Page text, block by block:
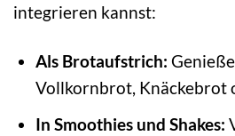
integrieren kannst:
Als Brotaufstrich:
Vollkornbrot, Knäckebrot
In Smoothies und Shakes: